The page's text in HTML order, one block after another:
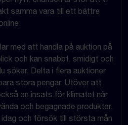
samma vara till ett bättre
med att handla på auktion på
och kan snabbt, smidigt och
söker. Delta i flera auktioner
stora pengar. Utöver att
en insats för klimatet när
och begagnade produkter.
idag och försök till största mån